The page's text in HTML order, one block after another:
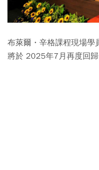
布萊爾・辛格課程現場學
將於 2025年7月再度回歸